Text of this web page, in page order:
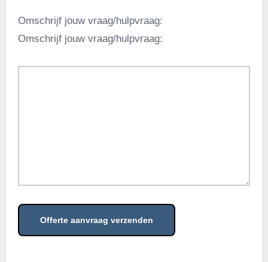
Omschrijf jouw vraag/hulpvraag:
Omschrijf jouw vraag/hulpvraag: